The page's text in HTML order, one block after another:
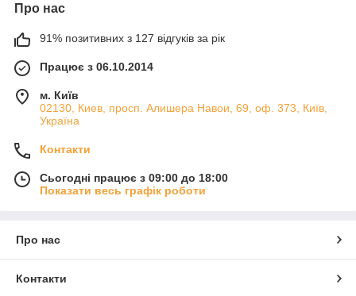
Про нас
91% позитивних з 127 відгуків за рік
Працює з 06.10.2014
м. Київ
02130, Киев, просп. Алишера Навои, 69, оф. 373, Київ,
Україна
Контакти
Сьогодні працює з 09:00 до 18:00
Показати весь графік роботи
Про нас
Контакти